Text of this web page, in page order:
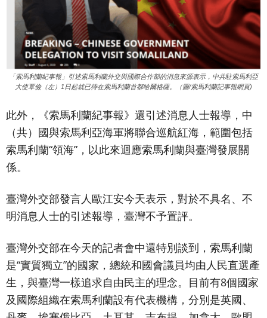
「索馬利蘭紀事報」引述索馬利蘭外交與國際合作部的消息來源表示，中共駐索馬利亞
大使覃儉（左）1日起就已待在索馬利蘭首都哈爾格薩。（圖/索馬利蘭記事報網頁)
此外，《索馬利蘭紀事報》還引述消息人士報導，中
（共）國與索馬利亞海軍將聯合巡航紅海，範圍包括
索馬利蘭“領海”，以此來迴應索馬利蘭與臺灣發展關
係。
臺灣外交部發言人歐江安今天表示，對於不具名、不
明消息人士的引述報導，臺灣不予置評。
臺灣外交部在今天的記者會中還特別談到，索馬利蘭
是“實質獨立”的國家，總統和國會議員均由人民直選產
生，與臺灣一樣追求自由民主的理念。目前有8個國家
及國際組織在索馬利蘭設有代表機構，分別是英國、